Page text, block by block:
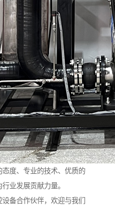
态度、专业的技术、优质的
业发展贡献力量。
备合作伙伴，欢迎与我们